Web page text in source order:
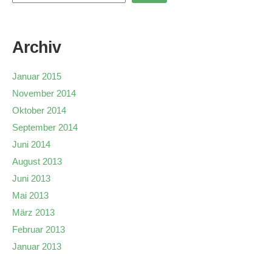
Archiv
Januar 2015
November 2014
Oktober 2014
September 2014
Juni 2014
August 2013
Juni 2013
Mai 2013
März 2013
Februar 2013
Januar 2013